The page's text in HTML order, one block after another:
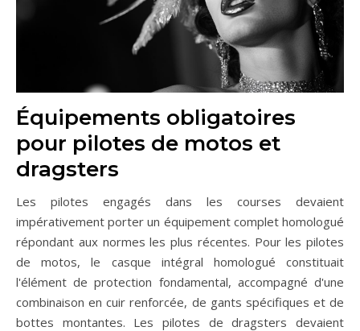
Équipements obligatoires
pour pilotes de motos et
dragsters
Les pilotes engagés dans les courses devaient
impérativement porter un équipement complet homologué
répondant aux normes les plus récentes. Pour les pilotes
de motos, le casque intégral homologué constituait
l'élément de protection fondamental, accompagné d'une
combinaison en cuir renforcée, de gants spécifiques et de
bottes montantes. Les pilotes de dragsters devaient